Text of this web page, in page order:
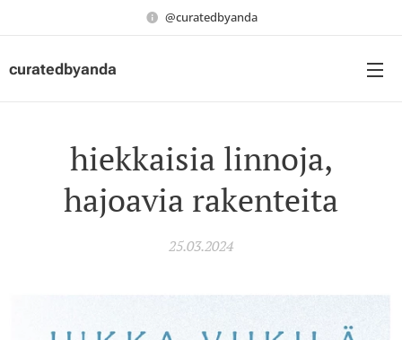
@curatedbyanda
curatedbyanda
hiekkaisia linnoja,
hajoavia rakenteita
25.03.2024